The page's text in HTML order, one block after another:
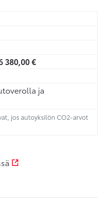
380,00€
ja
jos autoyksilön CO2-arvot